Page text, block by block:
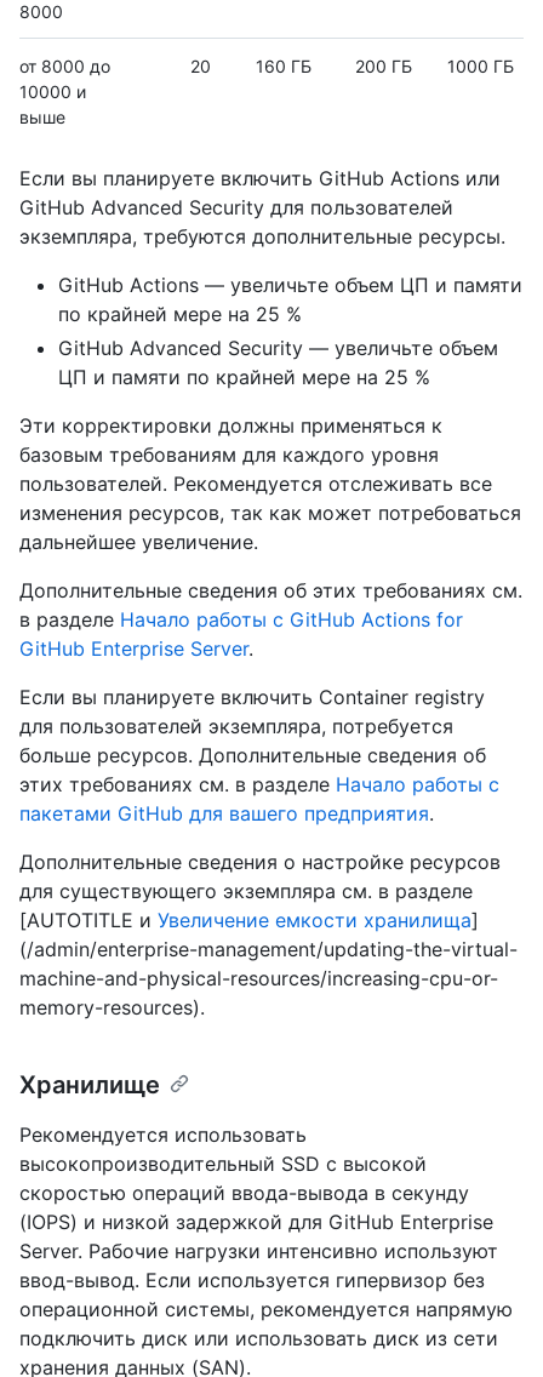
8000
от 8000 до
10000 и
выше
20 160 ГБ 200 ГБ 1000 ГБ
Если вы планируете включить GitHub Actions или
GitHub Advanced Security для пользователей
экземпляра, требуются дополнительные ресурсы.
GitHub Actions — увеличьте объем ЦП и памяти
по крайней мере на 25 %
GitHub Advanced Security — увеличьте объем
ЦП и памяти по крайней мере на 25 %
Эти корректировки должны применяться к
базовым требованиям для каждого уровня
пользователей. Рекомендуется отслеживать все
изменения ресурсов, так как может потребоваться
дальнейшее увеличение.
Дополнительные сведения об этих требованиях см.
в разделе Начало работы с GitHub Actions for
GitHub Enterprise Server.
Если вы планируете включить Container registry
для пользователей экземпляра, потребуется
больше ресурсов. Дополнительные сведения об
этих требованиях см. в разделе Начало работы с
пакетами GitHub для вашего предприятия.
Дополнительные сведения о настройке ресурсов
для существующего экземпляра см. в разделе
[AUTOTITLE и Увеличение емкости хранилища]
(/admin/enterprise-management/updating-the-virtual-
machine-and-physical-resources/increasing-cpu-or-
memory-resources).
Хранилище
Рекомендуется использовать
высокопроизводительный SSD с высокой
скоростью операций ввода-вывода в секунду
(IOPS) и низкой задержкой для GitHub Enterprise
Server. Рабочие нагрузки интенсивно используют
ввод-вывод. Если используется гипервизор без
операционной системы, рекомендуется напрямую
подключить диск или использовать диск из сети
хранения данных (SAN).